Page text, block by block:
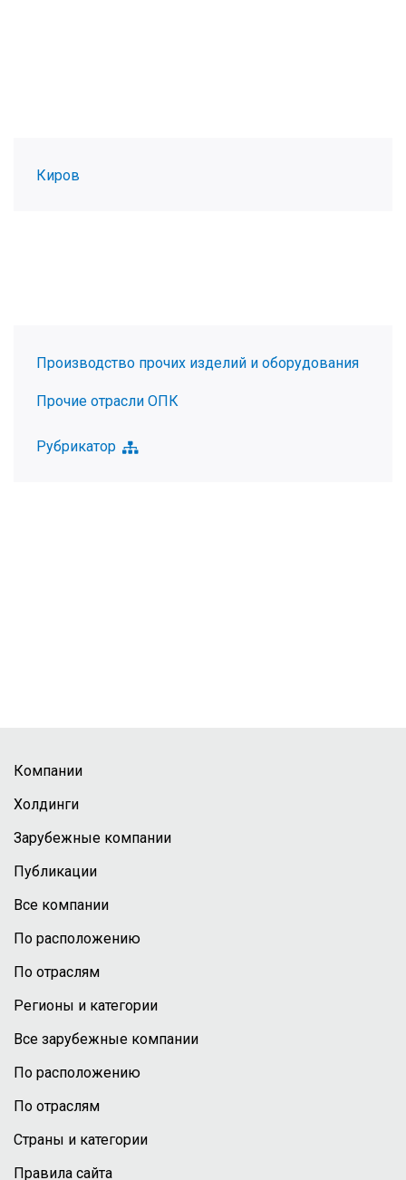
Киров
Производство прочих изделий и оборудования
Прочие отрасли ОПК
Рубрикатор
Компании
Холдинги
Зарубежные компании
Публикации
Все компании
По расположению
По отраслям
Регионы и категории
Все зарубежные компании
По расположению
По отраслям
Страны и категории
Правила сайта